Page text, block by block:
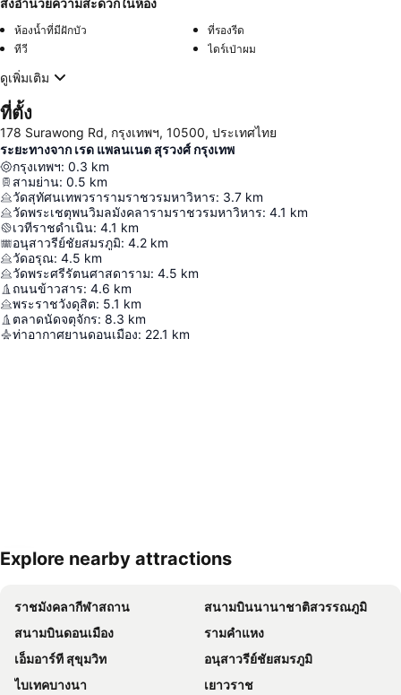
สิ่งอำนวยความสะดวกในห้อง
ห้องน้ำที่มีฝักบัว
ที่รองรีด
ทีวี
ไดร์เป่าผม
ดูเพิ่มเติม
ที่ตั้ง
178 Surawong Rd, กรุงเทพฯ, 10500, ประเทศไทย
ระยะทางจาก เรด แพลนเนต สุรวงศ์ กรุงเทพ
กรุงเทพฯ: 0.3 km
สามย่าน: 0.5 km
วัดสุทัศนเทพวรารามราชวรมหาวิหาร: 3.7 km
วัดพระเชตุพนวิมลมังคลารามราชวรมหาวิหาร: 4.1 km
เวทีราชดำเนิน: 4.1 km
อนุสาวรีย์ชัยสมรภูมิ: 4.2 km
วัดอรุณ: 4.5 km
วัดพระศรีรัตนศาสดาราม: 4.5 km
ถนนข้าวสาร: 4.6 km
พระราชวังดุสิต: 5.1 km
ตลาดนัดจตุจักร: 8.3 km
ท่าอากาศยานดอนเมือง: 22.1 km
Explore nearby attractions
ราชมังคลากีฬาสถาน
สนามบินนานาชาติสวรรณภูมิ
สนามบินดอนเมือง
รามคำแหง
เอ็มอาร์ที สุขุมวิท
อนุสาวรีย์ชัยสมรภูมิ
ไบเทคบางนา
เยาวราช